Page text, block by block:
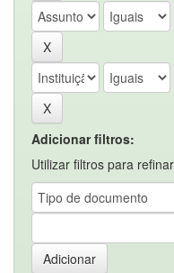
Adicionar filtros:
Utilizar filtros para